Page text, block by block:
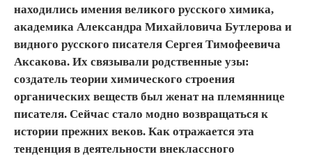
находились имения великого русского химика,
академика Александра Михайловича Бутлерова и
видного русского писателя Сергея Тимофеевича
Аксакова. Их связывали родственные узы:
создатель теории химического строения
органических веществ был женат на племяннице
писателя. Сейчас стало модно возвращаться к
истории прежних веков. Как отражается эта
тенденция в деятельности внеклассного